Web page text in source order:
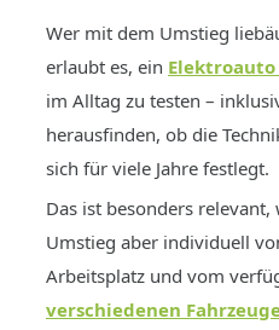
Wer mit dem Umstieg
erlaubt es, ein
im Alltag zu testen –
herausfinden, ob die
sich für viele Jahre festlegt.
Das ist besonders
Umstieg aber individuell
Arbeitsplatz und vom
verschiedenen